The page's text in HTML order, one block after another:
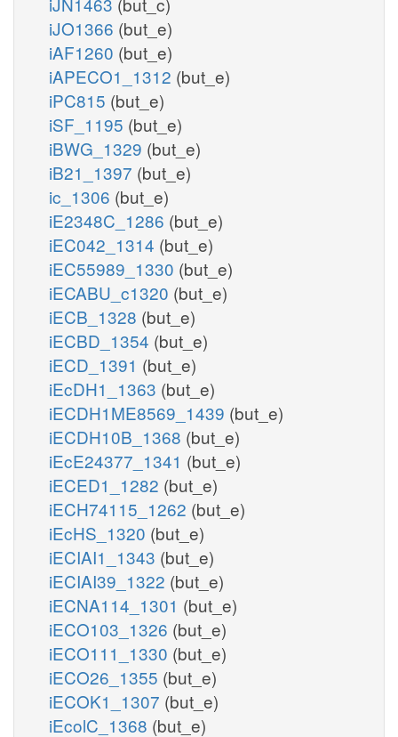
iJO1366 (but_e)
iAF1260 (but_e)
iAPECO1_1312 (but_e)
iPC815 (but_e)
iSF_1195 (but_e)
iBWG_1329 (but_e)
iB21_1397 (but_e)
ic_1306 (but_e)
iE2348C_1286 (but_e)
iEC042_1314 (but_e)
iEC55989_1330 (but_e)
iECABU_c1320 (but_e)
iECB_1328 (but_e)
iECBD_1354 (but_e)
iECD_1391 (but_e)
iEcDH1_1363 (but_e)
iECDH1ME8569_1439 (but_e)
iECDH10B_1368 (but_e)
iEcE24377_1341 (but_e)
iECED1_1282 (but_e)
iECH74115_1262 (but_e)
iEcHS_1320 (but_e)
iECIAI1_1343 (but_e)
iECIAI39_1322 (but_e)
iECNA114_1301 (but_e)
iECO103_1326 (but_e)
iECO111_1330 (but_e)
iECO26_1355 (but_e)
iECOK1_1307 (but_e)
iEcolC_1368 (but_e)